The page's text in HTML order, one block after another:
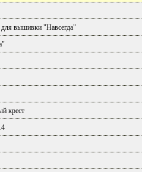
вышивки "Навсегда"
крест